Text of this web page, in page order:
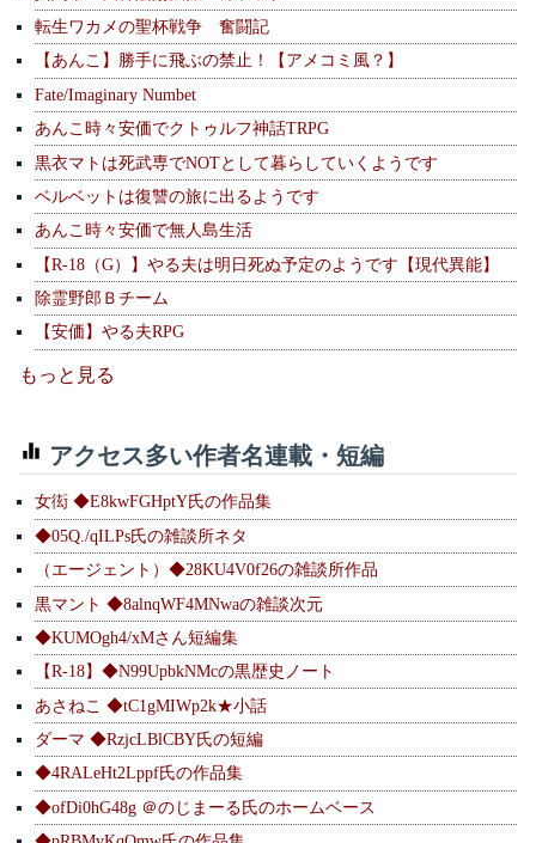
転生ワカメの聖杯戦争 奮闘記
【あんこ】勝手に飛ぶの禁止！【アメコミ風？】
Fate/Imaginary Numbet
あんこ時々安価でクトゥルフ神話TRPG
黒衣マトは死武専でNOTとして暮らしていくようです
ベルベットは復讐の旅に出るようです
あんこ時々安価で無人島生活
【R-18（G）】やる夫は明日死ぬ予定のようです【現代異能】
除霊野郎Ｂチーム
【安価】やる夫RPG
もっと見る
アクセス多い作者名連載・短編
女衒 ◆E8kwFGHptY氏の作品集
◆05Q./qILPs氏の雑談所ネタ
（エージェント）◆28KU4V0f26の雑談所作品
黒マント ◆8alnqWF4MNwaの雑談次元
◆KUMOgh4/xMさん短編集
【R-18】◆N99UpbkNMcの黒歴史ノート
あさねこ ◆tC1gMIWp2k★小話
ダーマ ◆RzjcLBlCBY氏の短編
◆4RALeHt2Lppf氏の作品集
◆ofDi0hG48g ＠のじまーる氏のホームベース